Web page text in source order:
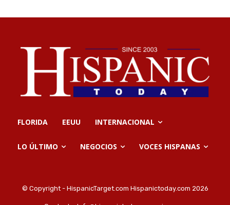
FLORIDA EEUU INTERNACIONAL
LO ÚLTIMO NEGOCIOS VOCES HISPANAS
© Copyright - HispanicTarget.com Hispanictoday.com 2026